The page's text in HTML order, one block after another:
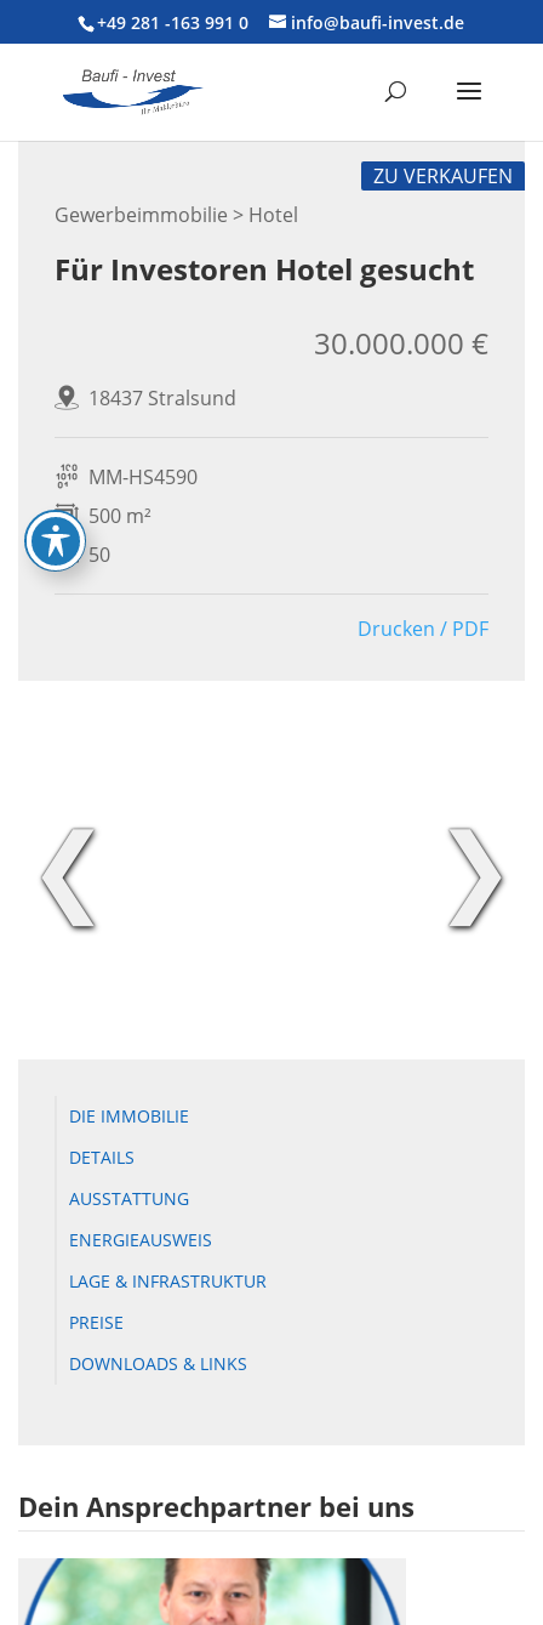
+49 281 -163 991 0 info@baufi-invest.de
Gewerbeimmobilie > Hotel
ZU VERKAUFEN
Für Investoren Hotel gesucht
18437 Stralsund
30.000.000 €
MM-HS4590
500 m²
50
Drucken / PDF
❮ ❯
DIE IMMOBILIE
DETAILS
AUSSTATTUNG
ENERGIEAUSWEIS
LAGE & INFRASTRUKTUR
PREISE
DOWNLOADS & LINKS
Dein Ansprechpartner bei uns